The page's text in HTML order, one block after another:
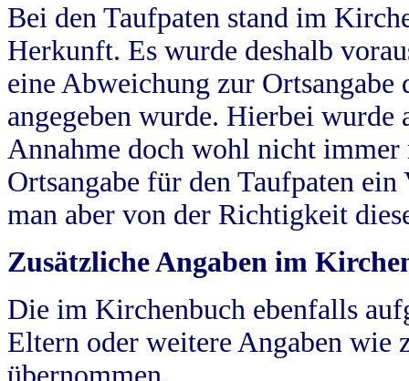
Bei den Taufpaten stand im
Herkunft. Es wurde deshalb
eine Abweichung zur
angegeben wurde. Hierbei wurde
Annahme doch wohl nicht
Ortsangabe für den Taufpaten
man aber von der Richtigkeit
Zusätzliche Angaben im
Die im Kirchenbuch ebenfalls
Eltern oder weitere Angaben wie